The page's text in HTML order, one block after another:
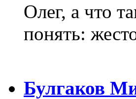
Олег, а что
понять:
Булгаков